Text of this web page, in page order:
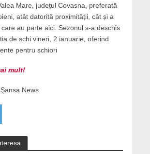
Mare, județul Covasna, preferată
atât datorită proximității, cât și a
au parte aici. Sezonul s-a deschis
de schi vineri, 2 ianuarie, oferind
pentru schiori
mult!
News